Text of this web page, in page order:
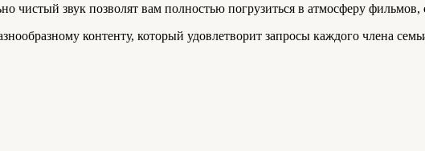
чистый звук позволят вам полностью погрузиться в атмосферу фильмов,
контенту, который удовлетворит запросы каждого члена